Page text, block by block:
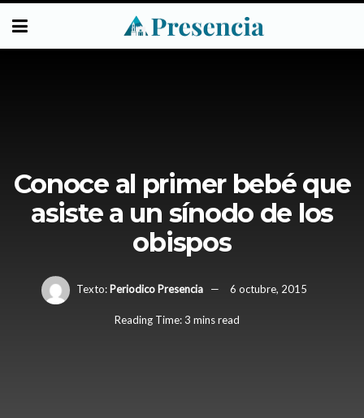
Conoce al primer bebé que
asiste a un sínodo de los
obispos
Texto: Periodico Presencia 6 octubre, 2015
Reading Time: 3 mins read